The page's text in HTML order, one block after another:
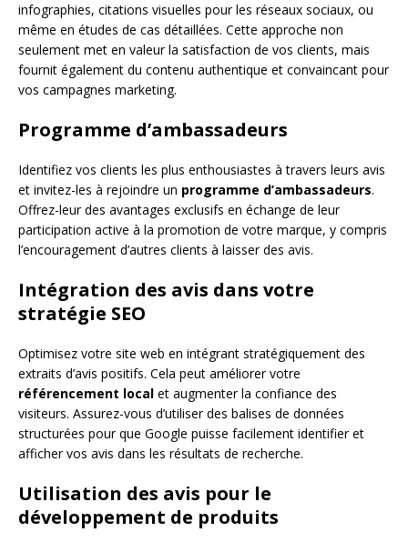
infographies, citations visuelles pour les réseaux sociaux, ou
même en études de cas détaillées. Cette approche non
seulement met en valeur la satisfaction de vos clients, mais
fournit également du contenu authentique et convaincant pour
vos campagnes marketing.
Programme d’ambassadeurs
Identifiez vos clients les plus enthousiastes à travers leurs avis
et invitez-les à rejoindre un programme d’ambassadeurs.
Offrez-leur des avantages exclusifs en échange de leur
participation active à la promotion de votre marque, y compris
l’encouragement d’autres clients à laisser des avis.
Intégration des avis dans votre
stratégie SEO
Optimisez votre site web en intégrant stratégiquement des
extraits d’avis positifs. Cela peut améliorer votre
référencement local et augmenter la confiance des
visiteurs. Assurez-vous d’utiliser des balises de données
structurées pour que Google puisse facilement identifier et
afficher vos avis dans les résultats de recherche.
Utilisation des avis pour le
développement de produits